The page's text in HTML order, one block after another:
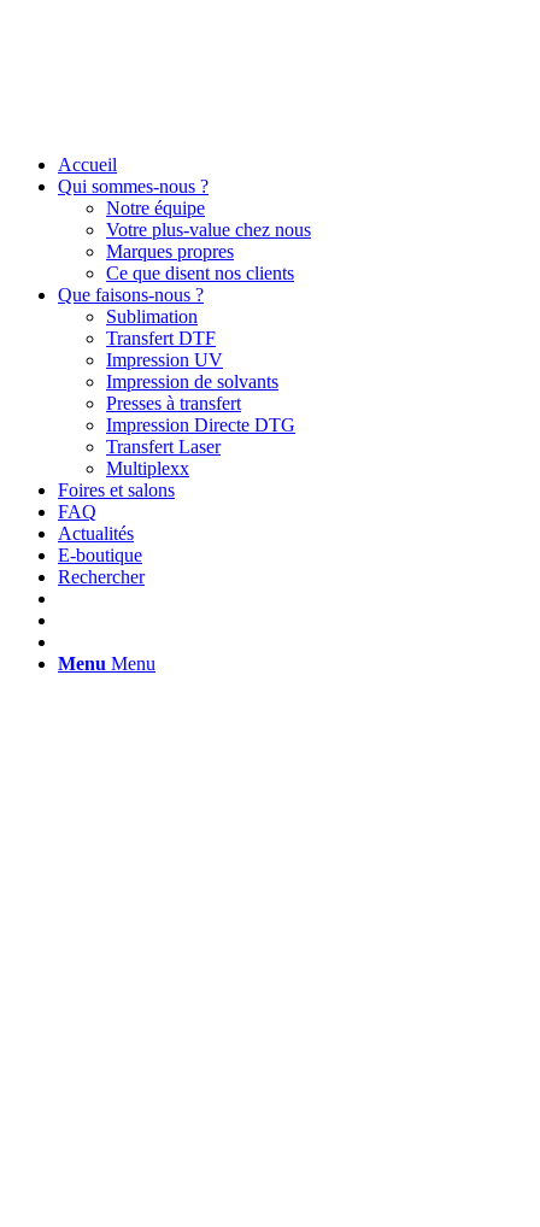
Accueil
Qui sommes-nous ?
Notre équipe
Votre plus-value chez nous
Marques propres
Ce que disent nos clients
Que faisons-nous ?
Sublimation
Transfert DTF
Impression UV
Impression de solvants
Presses à transfert
Impression Directe DTG
Transfert Laser
Multiplexx
Foires et salons
FAQ
Actualités
E-boutique
Rechercher
Menu Menu